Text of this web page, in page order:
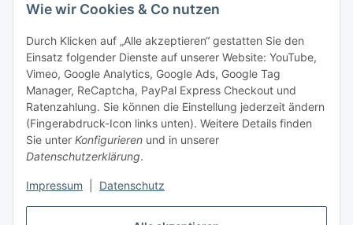
Wie wir Cookies & Co nutzen
Durch Klicken auf „Alle akzeptieren“ gestatten Sie den
Einsatz folgender Dienste auf unserer Website: YouTube,
Vimeo, Google Analytics, Google Ads, Google Tag
Manager, ReCaptcha, PayPal Express Checkout und
Ratenzahlung. Sie können die Einstellung jederzeit ändern
(Fingerabdruck-Icon links unten). Weitere Details finden
Sie unter Konfigurieren und in unserer
Datenschutzerklärung.
Impressum Datenschutz
Datenschutzerklärungregelmäßig und jederzeit widerruflich
Abonnieren
Informationen
Gesetzliche Informationen